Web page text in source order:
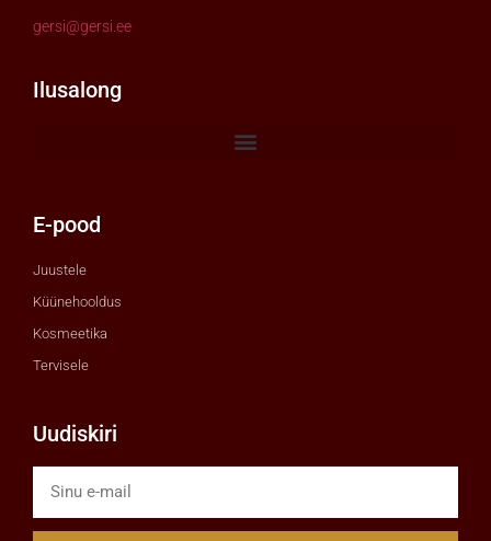
gersi@gersi.ee
Ilusalong
E-pood
Juustele
Küünehooldus
Kosmeetika
Tervisele
Uudiskiri